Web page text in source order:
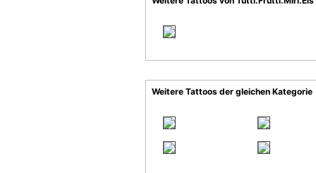
Weitere Tattoos der gleichen Kategorie